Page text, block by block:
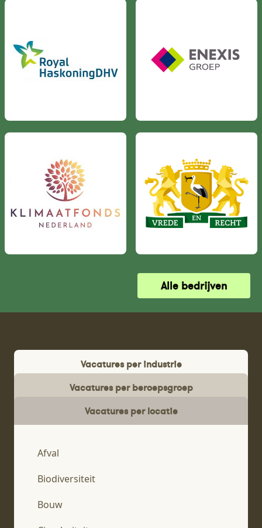
Alle bedrijven
Vacatures per industrie
Vacatures per beroepsgroep
Vacatures per locatie
Afval
Biodiversiteit
Bouw